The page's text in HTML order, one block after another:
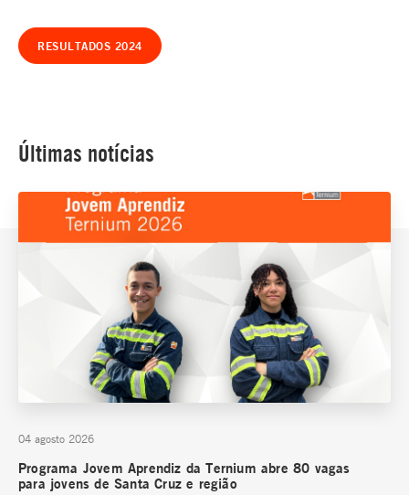
RESULTADOS 2024
Últimas notícias
04 agosto 2026
Programa Jovem Aprendiz da Ternium abre 80 vagas
para jovens de Santa Cruz e região